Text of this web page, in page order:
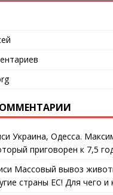
Украина, Одесса.
приговорен к 7,5
Массовый вывоз
страны ЕС! Для чего и